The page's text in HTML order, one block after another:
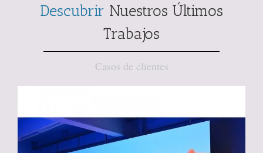
Descubrir Nuestros Últimos
Trabajos
Casos de clientes